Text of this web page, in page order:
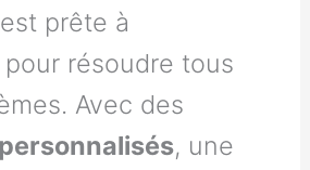
est prête à
résoudre tous
Avec des
, une